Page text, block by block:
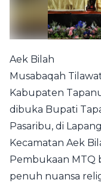
Aek Bilah
Musabaqah
Kabupaten
dibuka Bupati
Pasaribu, di
Kecamatan Aek
Pembukaan MTQ
penuh nuansa